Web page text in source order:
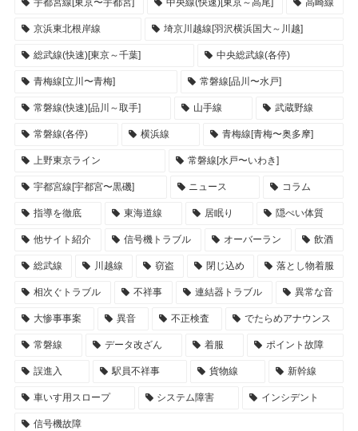
宇都宮線[東京〜宇都宮] 中央線(快速)[東京～高尾] 高崎線
京浜東北根岸線 埼京川越線[羽沢横浜国大～川越]
総武線(快速)[東京～千葉] 中央総武線(各停)
青梅線[立川〜青梅] 常磐線[品川〜水戸]
常磐線(快速)[品川～取手] 山手線 武蔵野線
常磐線(各停) 横浜線 青梅線[青梅〜奥多摩]
上野東京ライン 常磐線[水戸〜いわき]
宇都宮線[宇都宮〜黒磯] ニュース コラム
指導を徹底 東海道線 居眠り 隠ぺい体質
他サイト紹介 信号機トラブル オーバーラン 飲酒
総武線 川越線 窃盗 閉じ込め 落とし物着服
相次ぐトラブル 不祥事 連結器トラブル 異常な音
大惨事事案 異音 不正検査 でたらめアナウンス
常磐線 データ改ざん 着服 ポイント故障
誤進入 駅員不祥事 貨物線 新幹線
車いす用スロープ システム障害 インシデント
信号機故障